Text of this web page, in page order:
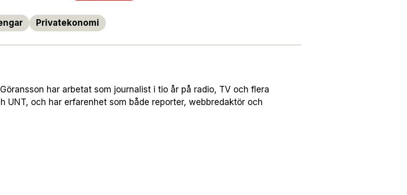
Privatekonomi
har arbetat som journalist i tio år på radio, TV och flera
UNT, och har erfarenhet som både reporter, webbredaktör och